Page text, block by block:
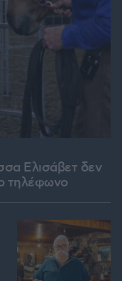
Ελισάβετ δεν
τηλέφωνο